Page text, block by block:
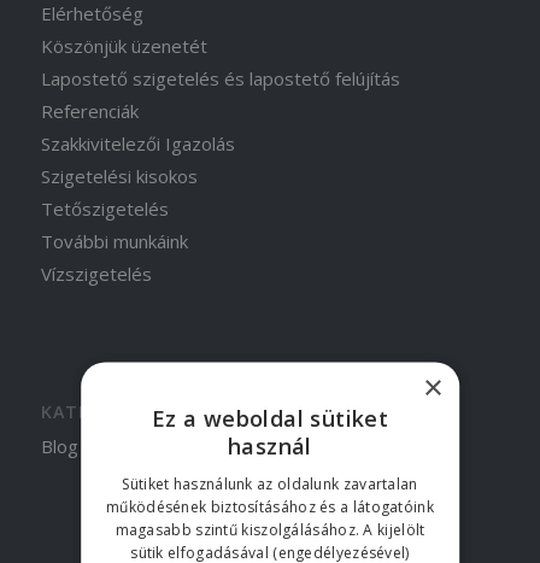
Elérhetőség
Köszönjük üzenetét
Lapostető szigetelés és lapostető felújítás
Referenciák
Szakkivitelezői Igazolás
Szigetelési kisokos
Tetőszigetelés
További munkáink
Vízszigetelés
KATEGÓRIÁK
Blog
×
Ez a weboldal sütiket
használ
Sütiket használunk az oldalunk zavartalan
működésének biztosításához és a látogatóink
magasabb szintű kiszolgálásához. A kijelölt
sütik elfogadásával (engedélyezésével)